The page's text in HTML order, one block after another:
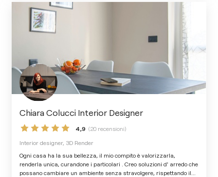
Chiara Colucci Interior Designer
4,9 (20 recensioni)
Interior designer, 3D Render
Ogni casa ha la sua bellezza, il mio compito è valorizzarla,
renderla unica, curandone i particolari . Creo soluzioni d' arredo che
possano cambiare un ambiente senza stravolgere, rispettando il